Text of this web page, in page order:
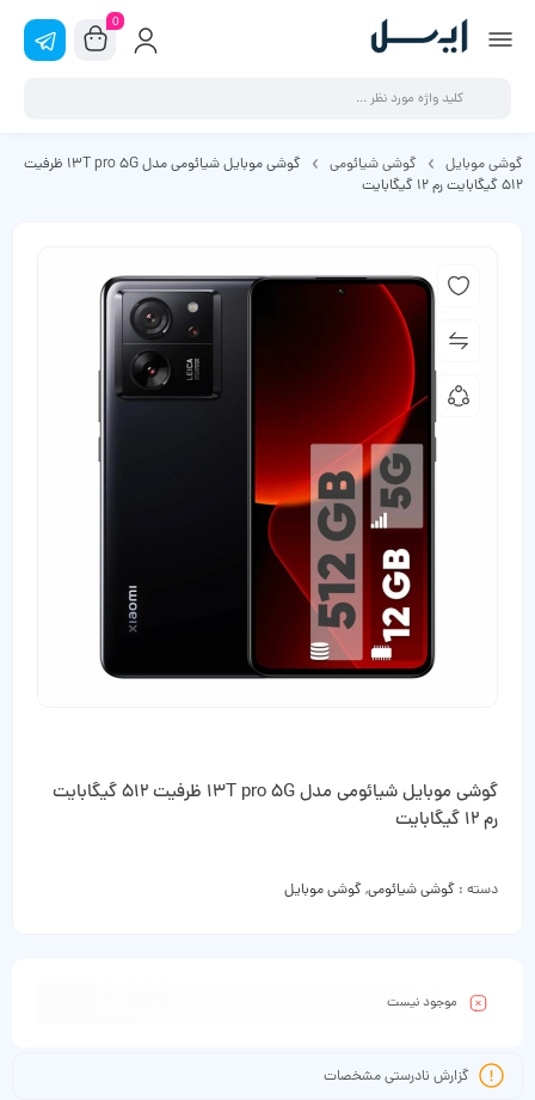
0
گوشی موبایل گوشی شیائومی
گوشی موبایل شیائومی مدل 13T pro 5G ظرفیت
512 گیگابایت رم 12 گیگابایت
گوشی موبایل شیائومی مدل 13T pro 5G ظرفیت 512 گیگابایت
رم 12 گیگابایت
دسته : گوشی شیائومی,گوشی موبایل
موجود نیست
گزارش نادرستی مشخصات